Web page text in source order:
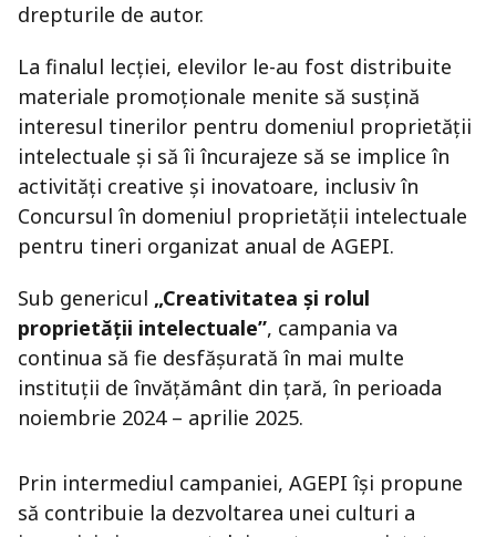
drepturile de autor.
La finalul lecției, elevilor le-au fost distribuite
materiale promoționale menite să susțină
interesul tinerilor pentru domeniul proprietății
intelectuale și să îi încurajeze să se implice în
activități creative și inovatoare, inclusiv în
Concursul în domeniul proprietății intelectuale
pentru tineri organizat anual de AGEPI.
Sub genericul „Creativitatea și rolul
proprietății intelectuale”, campania va
continua să fie desfășurată în mai multe
instituții de învățământ din țară, în perioada
noiembrie 2024 – aprilie 2025.
Prin intermediul campaniei, AGEPI își propune
să contribuie la dezvoltarea unei culturi a